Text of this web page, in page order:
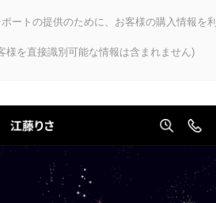
ートの提供のために、お客様の購入情報を利
を直接識別可能な情報は含まれません)